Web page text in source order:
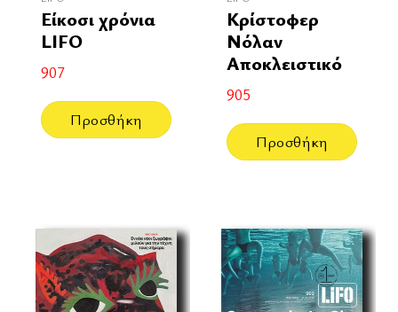
Είκοσι χρόνια
LIFO
907
Προσθήκη
Κρίστοφερ
Νόλαν
Αποκλειστικό
905
Προσθήκη